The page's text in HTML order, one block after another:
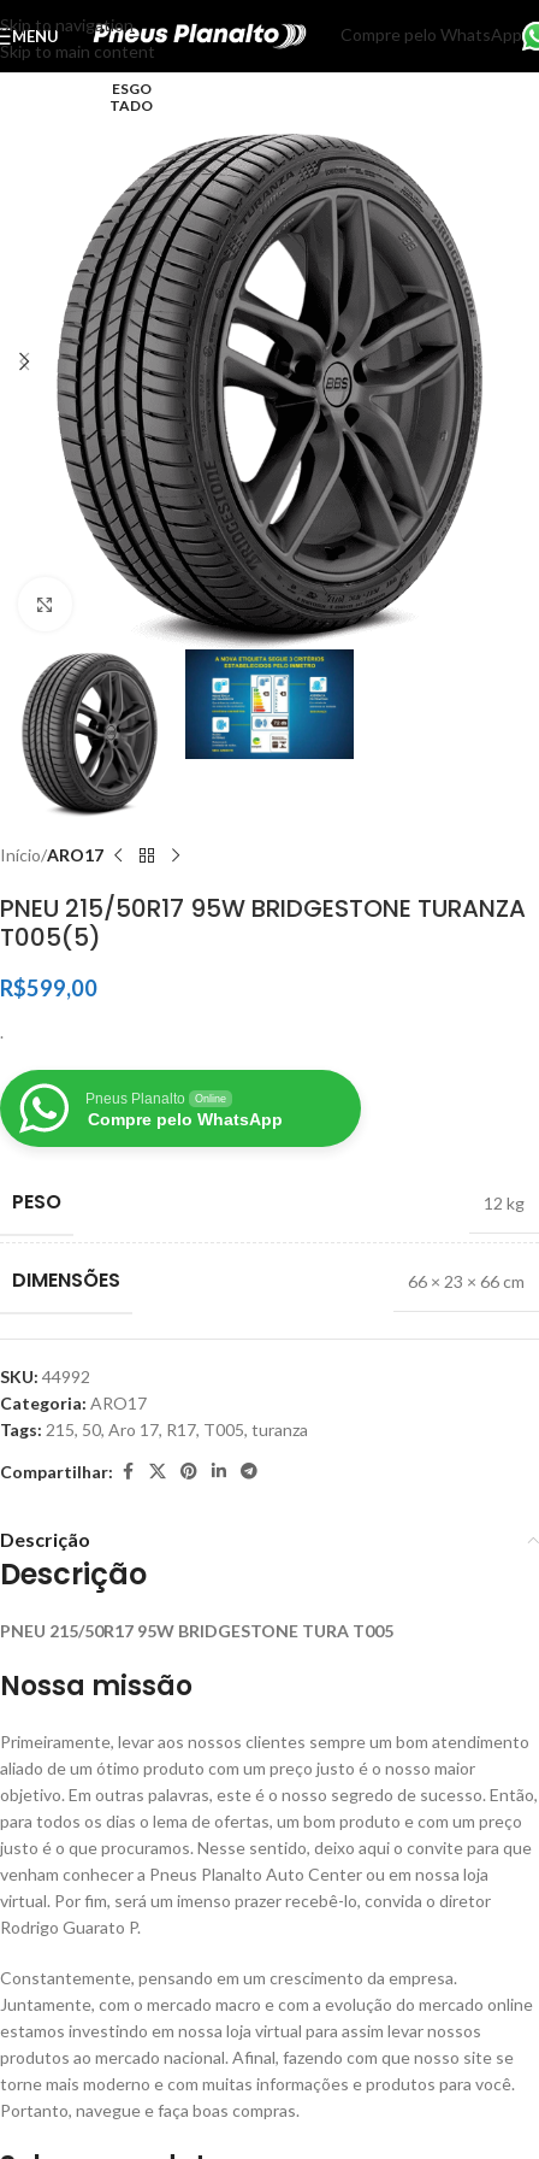
Skip to navigation
Skip to main content
MENU Compre pelo WhatsApp
ESGO
TADO
Clique para ampliar
Início ARO17
PNEU 215/50R17 95W BRIDGESTONE TURANZA
T005(5)
R$599,00
.
Pneus Planalto Online
Compre pelo WhatsApp
PESO 12 kg
DIMENSÕES 66 × 23 × 66 cm
SKU: 44992
Categoria: ARO17
Tags: 215, 50, Aro 17, R17, T005, turanza
Compartilhar:
Descrição
Descrição
PNEU 215/50R17 95W BRIDGESTONE TURA T005
Nossa missão
Primeiramente, levar aos nossos clientes sempre um bom atendimento
aliado de um ótimo produto com um preço justo é o nosso maior
objetivo. Em outras palavras, este é o nosso segredo de sucesso. Então,
para todos os dias o lema de ofertas, um bom produto e com um preço
justo é o que procuramos. Nesse sentido, deixo aqui o convite para que
venham conhecer a Pneus Planalto Auto Center ou em nossa loja
virtual. Por fim, será um imenso prazer recebê-lo, convida o diretor
Rodrigo Guarato P.
Constantemente, pensando em um crescimento da empresa.
Juntamente, com o mercado macro e com a evolução do mercado online
estamos investindo em nossa loja virtual para assim levar nossos
produtos ao mercado nacional. Afinal, fazendo com que nosso site se
torne mais moderno e com muitas informações e produtos para você.
Portanto, navegue e faça boas compras.